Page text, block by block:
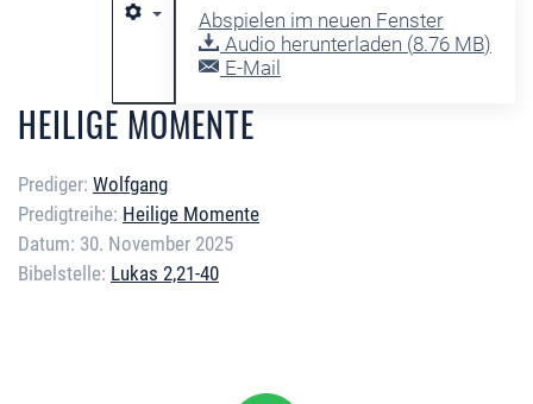
Abspielen im neuen Fenster
Audio herunterladen (8.76 MB)
E-Mail
HEILIGE MOMENTE
Prediger: Wolfgang
Predigtreihe: Heilige Momente
Datum: 30. November 2025
Bibelstelle: Lukas 2,21-40